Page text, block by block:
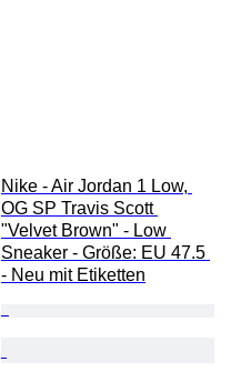
Nike - Air Jordan 1 Low,
OG SP Travis Scott
"Velvet Brown" - Low
Sneaker - Größe: EU 47.5
- Neu mit Etiketten